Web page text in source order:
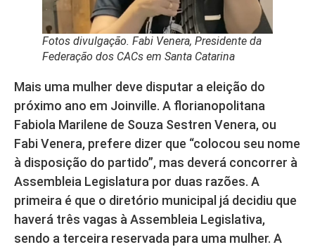
Fotos divulgação. Fabi Venera, Presidente da
Federação dos CACs em Santa Catarina
Mais uma mulher deve disputar a eleição do
próximo ano em Joinville. A florianopolitana
Fabiola Marilene de Souza Sestren Venera, ou
Fabi Venera, prefere dizer que “colocou seu nome
à disposição do partido”, mas deverá concorrer à
Assembleia Legislatura por duas razões. A
primeira é que o diretório municipal já decidiu que
haverá três vagas à Assembleia Legislativa,
sendo a terceira reservada para uma mulher. A